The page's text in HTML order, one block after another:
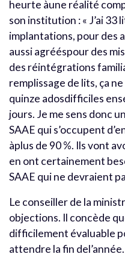
heurte àune réalité
son institution : « J’ai 33
implantations, pour des
aussi agrééspour des
des réintégrations
remplissage de lits, ça
quinze adosdifficiles
jours. Je me sens donc
SAAE qui s’occupent
àplus de 90 %. Ils vont
en ont certainement
SAAE qui ne devraient
Le conseiller de la
objections. Il concède
difficilement évaluable
attendre la fin